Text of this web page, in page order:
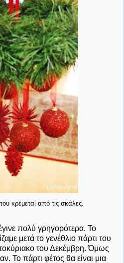
κρέμεται από τις σκάλες.
πολύ γρηγορότερα. Το
μετά το γενέθλιο πάρτι του
του Δεκέμβρη. Όμως
Το πάρτι φέτος θα είναι μια